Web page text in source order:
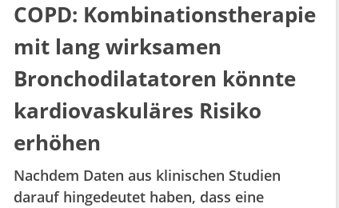
COPD: Kombinationstherapie
mit lang wirksamen
Bronchodilatatoren könnte
kardiovaskuläres Risiko
erhöhen
Nachdem Daten aus klinischen Studien
darauf hingedeutet haben, dass eine